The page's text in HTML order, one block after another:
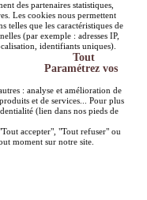
des partenaires statistiques,
Les cookies nous permettent
telles que les caractéristiques de
(par exemple : adresses IP,
identifiants uniques).
Tout
Paramétrez vos
: analyse et amélioration de
et de services... Pour plus
(lien dans nos pieds de
accepter", "Tout refuser" ou
moment sur notre site.